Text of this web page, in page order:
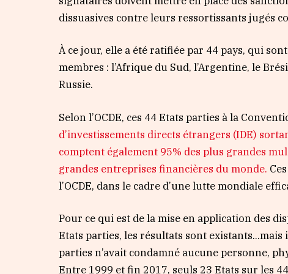
dissuasives contre leurs ressortissants jugés
À ce jour, elle a été ratifiée par 44 pays, qui
membres : l’Afrique du Sud, l’Argentine, le
Russie.
Selon l’OCDE, ces 44 Etats parties à la
d’investissements directs étrangers (IDE)
comptent également 95% des plus grandes
grandes entreprises financières du monde.
l’OCDE, dans le cadre d’une lutte mondiale
Pour ce qui est de la mise en application des
Etats parties, les résultats sont existants…mais
parties n’avait condamné aucune personne,
Entre 1999 et fin 2017, seuls 23 Etats sur les